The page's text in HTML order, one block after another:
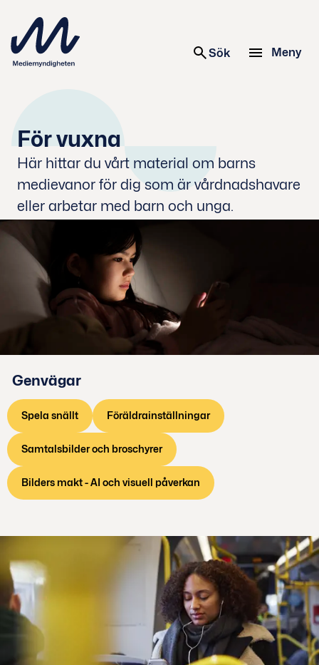
Sök Meny
För vuxna
Här hittar du vårt material om barns
medievanor för dig som är vårdnadshavare
eller arbetar med barn och unga.
Genvägar
Spela snällt Föräldrainställningar
Samtalsbilder och broschyrer
Bilders makt - AI och visuell påverkan